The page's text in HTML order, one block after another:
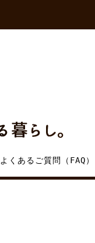
よくあるご質問（FAQ）